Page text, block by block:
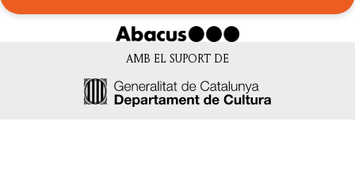
AMB EL SUPORT DE